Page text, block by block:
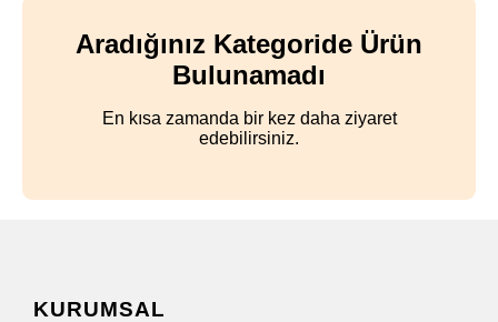
Aradığınız Kategoride Ürün
Bulunamadı
En kısa zamanda bir kez daha ziyaret
edebilirsiniz.
KURUMSAL